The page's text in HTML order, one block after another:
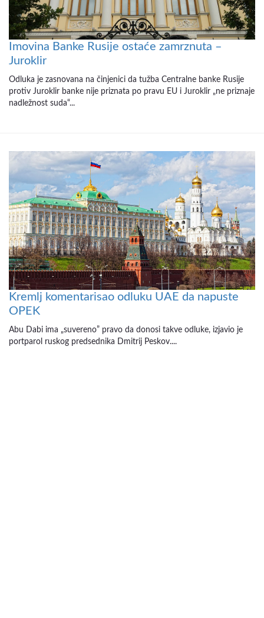
Imovina Banke Rusije ostaće zamrznuta –
Juroklir
Odluka je zasnovana na činjenici da tužba Centralne banke Rusije
protiv Juroklir banke nije priznata po pravu EU i Juroklir „ne priznaje
nadležnost suda“...
Kremlj komentarisao odluku UAE da napuste
OPEK
Abu Dabi ima „suvereno” pravo da donosi takve odluke, izjavio je
portparol ruskog predsednika Dmitrij Peskov....